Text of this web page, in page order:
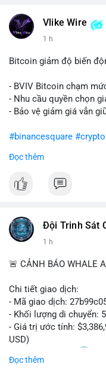
📰 Nguồn: Cointelegraph
Vlike Wire
1 h
Bitcoin giảm độ biến
- BVIV Bitcoin chạm
- Nhu cầu quyền chọn
- Bảo vệ giảm giá vẫn
#binancesquare
$btc
#vlikevn #titanbot
Đọc thêm
Đội Trinh Sát
1 h
🚨 CẢNH BÁO WHALE
Chi tiết giao dịch:
- Mã giao dịch:
- Khối lượng di chuyển:
- Giá trị ước tính:
USD)
- Thời gian: 10:20
Đọc thêm